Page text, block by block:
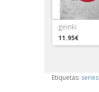
geinki
11.95€
Etiquetas: series